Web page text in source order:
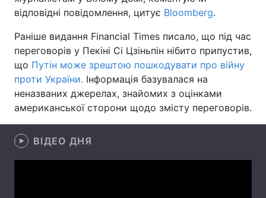
Техно і зв'язок Лайт
Зброя Інциденти
Здоров'я Туризм
Цікавинки Погода
Екологія Регіони
Лонгріди
відповідні повідомлення, цитує Bloomberg.
Раніше видання Financial Times писало, що під час
переговорів у Пекіні Сі Цзіньпін нібито припустив,
що Путін може зрештою пошкодувати про війну
проти України. Інформація базувалася на
неназваних джерелах, знайомих з оцінками
американської сторони щодо змісту переговорів.
ВІДЕО ДНЯ